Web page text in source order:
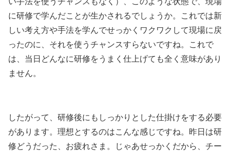
に研修で学んだことが生かされるでしょうか。これでは新
しい考え方や手法を学んでせっかくワクワクして現場に戻
ったのに、それを使うチャンスすらないですね。これで
は、当日どんなに研修をうまく仕上げても全く意味があり
ません。
したがって、研修後にもしっかりとした仕掛けをする必要
があります。理想とするのはこんな感じですね。昨日は研
修どうだった、お疲れさま。じゃあせっかくだから、チー